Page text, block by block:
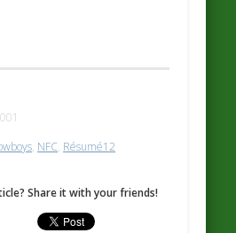
, NFC, Résumé12
Share it with your friends!